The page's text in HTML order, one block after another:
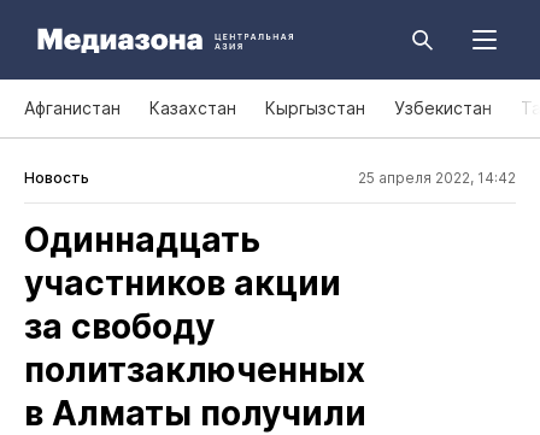
Афганистан Казахстан Кыргызстан Узбекистан
Новость 25 апреля 2022, 14:42
Одиннадцать
участников акции
за свободу
политзаключенных
в Алматы получили